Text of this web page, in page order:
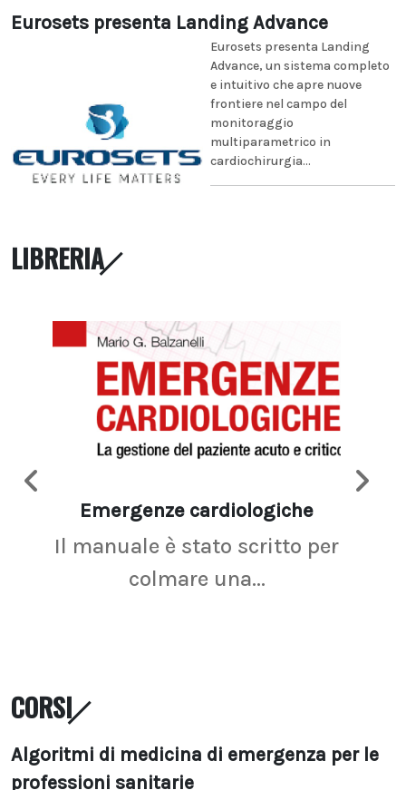
Eurosets presenta Landing Advance
Eurosets presenta Landing
Advance, un sistema completo
e intuitivo che apre nuove
frontiere nel campo del
monitoraggio
multiparametrico in
cardiochirurgia...
LIBRERIA
Emergenze cardiologiche
Il manuale è stato scritto per
colmare una...
CORSI
Algoritmi di medicina di emergenza per le
professioni sanitarie